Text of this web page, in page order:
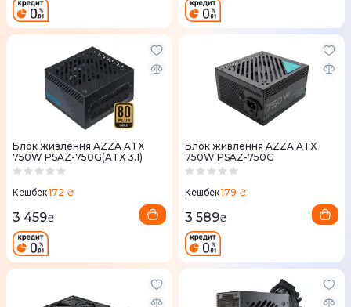
Блок живлення AZZA ATX
750W PSAZ-750G(ATX 3.1)
Кешбек172 ₴
3 459₴
Блок живлення AZZA ATX
750W PSAZ-750G
Кешбек179 ₴
3 589₴